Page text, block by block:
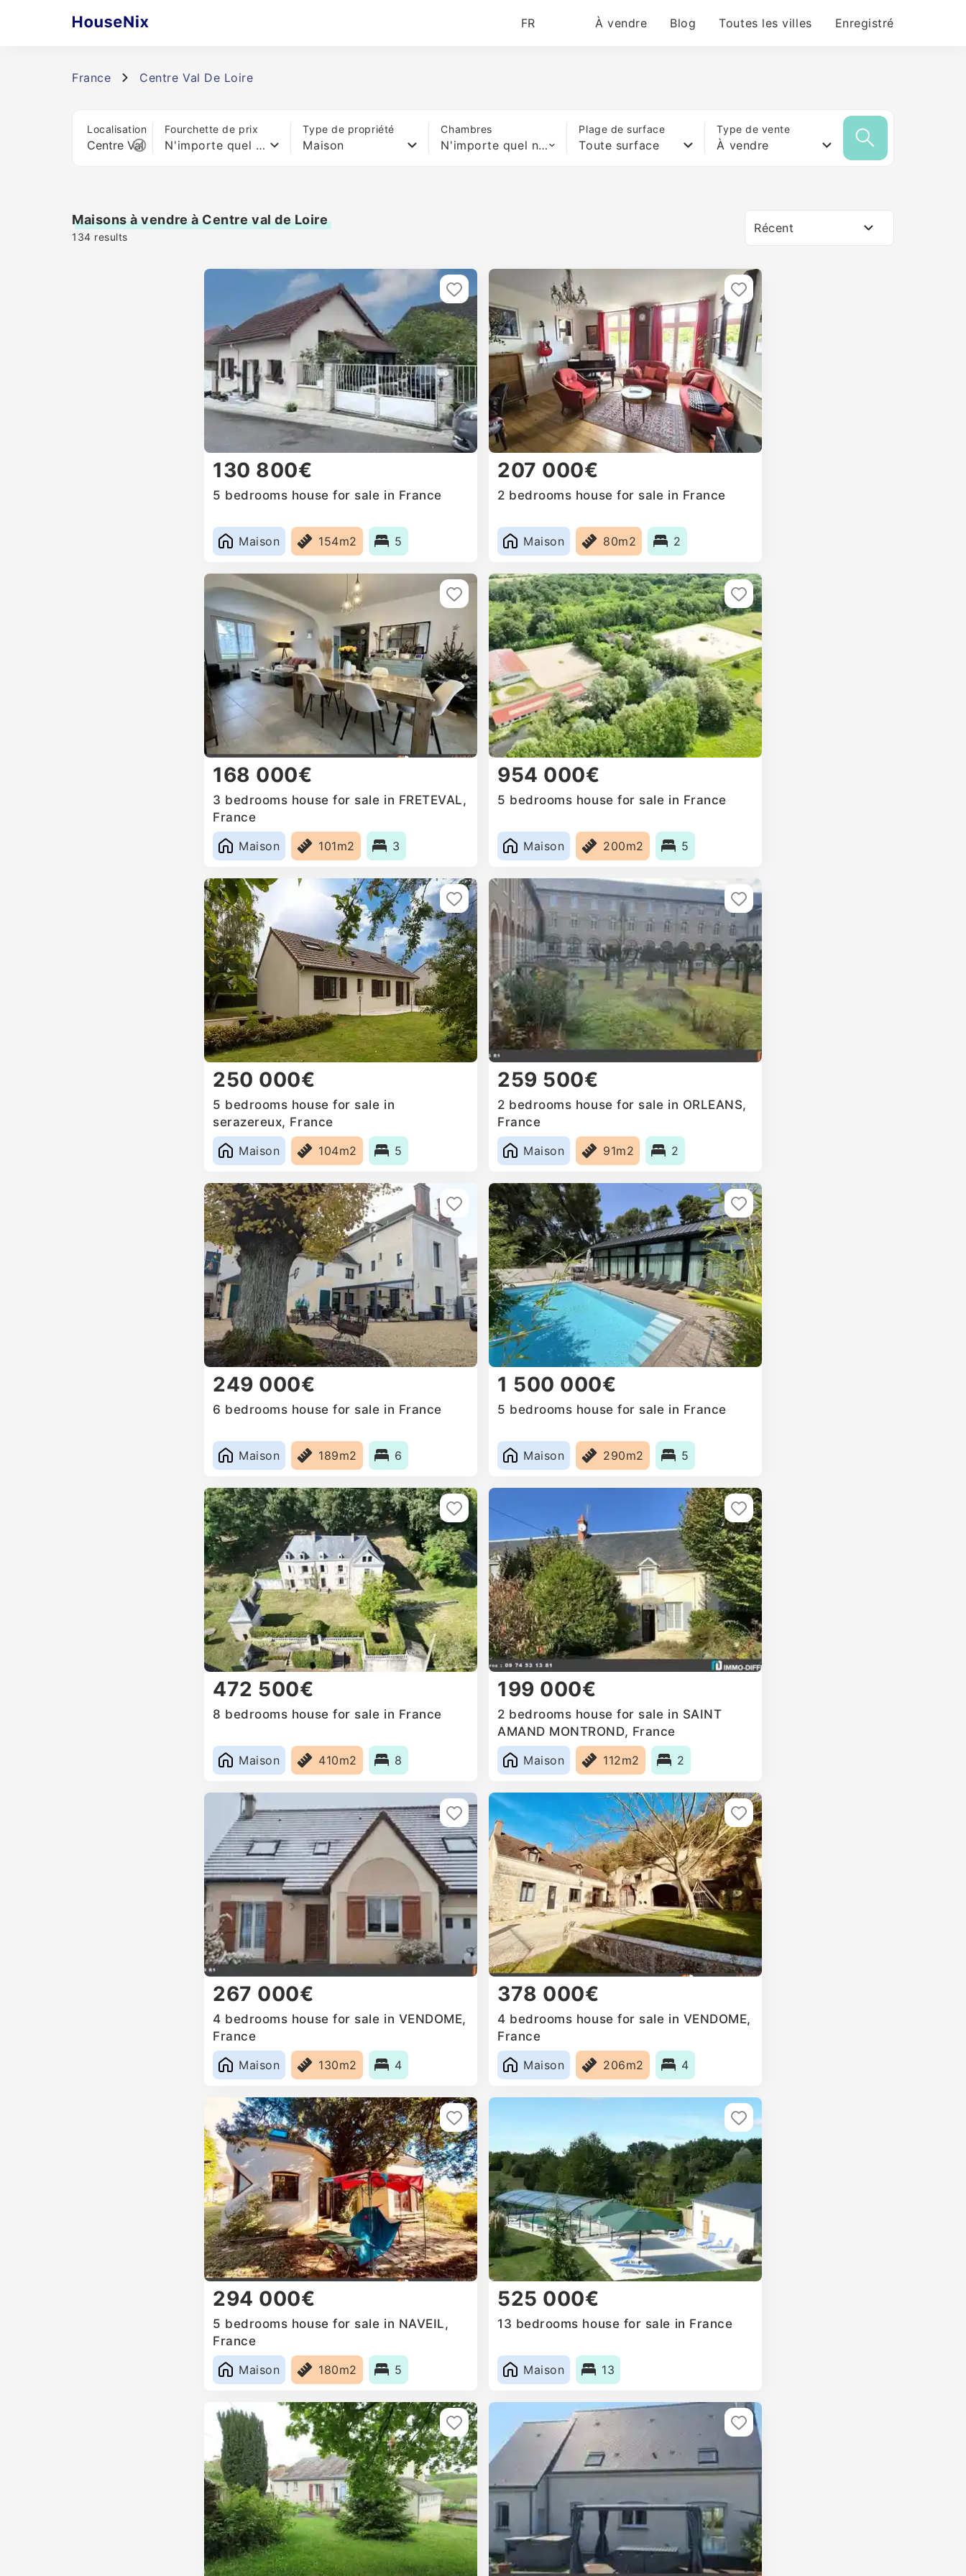
FR À vendre Blog Toutes les villes Enregistré
France Centre Val De Loire
Localisation Fourchette de prix
N'importe quel prix
Type de propriété
Maison
Chambres
N'importe quel nombre de lits
Plage de surface
Toute surface
Type de vente
À vendre
Maisons à vendre à Centre val de Loire
134 results
Récent
130 800€
5 bedrooms house for sale in France
Maison 154m2 5
207 000€
2 bedrooms house for sale in France
Maison 80m2 2
168 000€
3 bedrooms house for sale in FRETEVAL,
France
Maison
101m2 3
954 000€
5 bedrooms house for sale in France
Maison 200m2 5
250 000€
5 bedrooms house for sale in
serazereux, France
Maison
104m2 5
259 500€
2 bedrooms house for sale in ORLEANS,
France
Maison
91m2 2
249 000€
6 bedrooms house for sale in France
Maison 189m2 6
1 500 000€
5 bedrooms house for sale in France
Maison 290m2 5
472 500€
8 bedrooms house for sale in France
Maison 410m2 8
199 000€
2 bedrooms house for sale in SAINT
AMAND MONTROND, France
Maison
112m2 2
267 000€
4 bedrooms house for sale in VENDOME,
France
Maison
130m2 4
378 000€
4 bedrooms house for sale in VENDOME,
France
Maison
206m2 4
294 000€
5 bedrooms house for sale in NAVEIL,
France
Maison
180m2 5
525 000€
13 bedrooms house for sale in France
Maison 13